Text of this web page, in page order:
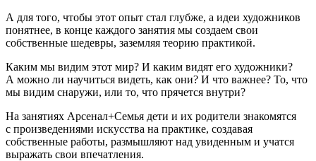
А для того, чтобы этот опыт стал глубже, а идеи художников
понятнее, в конце каждого занятия мы создаем свои
собственные шедевры, заземляя теорию практикой.
Каким мы видим этот мир? И каким видят его художники?
А можно ли научиться видеть, как они? И что важнее? То, что
мы видим снаружи, или то, что прячется внутри?
На занятиях Арсенал+Семья дети и их родители знакомятся
с произведениями искусства на практике, создавая
собственные работы, размышляют над увиденным и учатся
выражать свои впечатления.